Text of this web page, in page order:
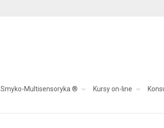
Smyko-Multisensoryka ® Kursy on-line